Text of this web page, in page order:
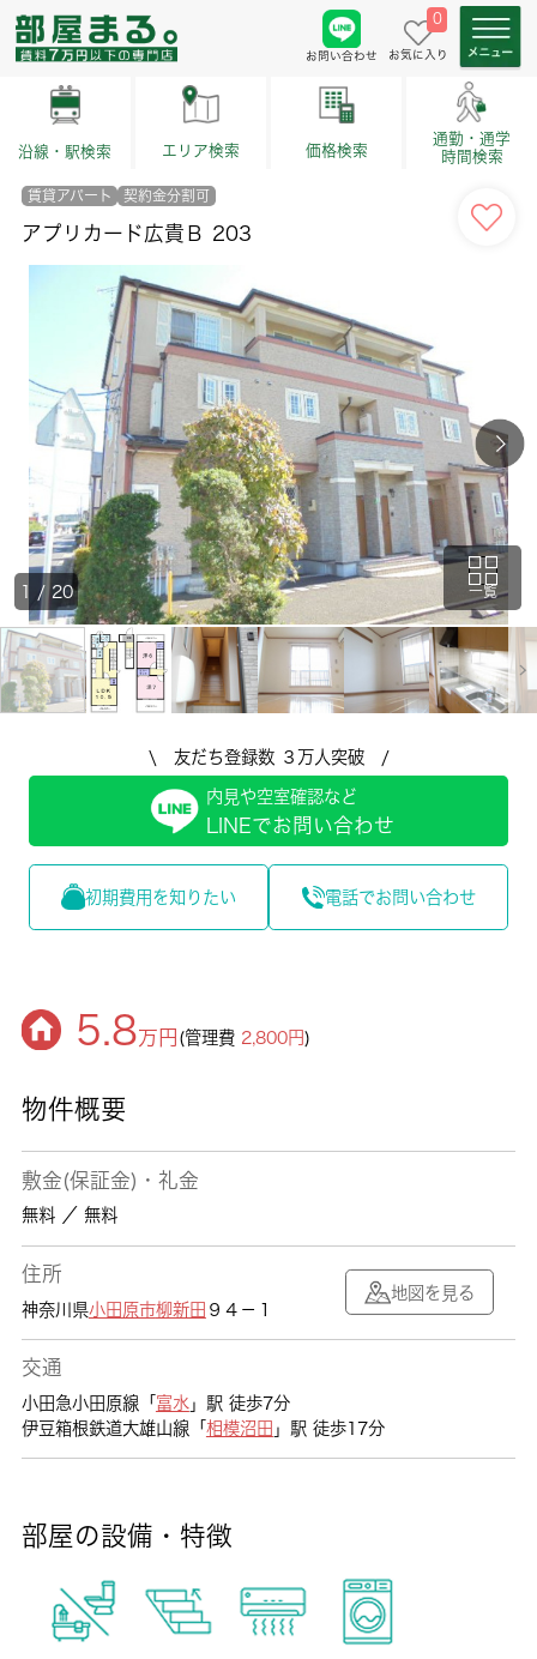
お問い合わせ
0
お気に入り
沿線・駅検索 エリア検索 価格検索
通勤・通学
時間検索
賃貸アパート 契約金分割可
アプリカード広貴Ｂ 203
一覧
1 /20
\ 友だち登録数 ３万人突破 /
内見や空室確認など
LINEでお問い合わせ
初期費用を知りたい 電話でお問い合わせ
5.8万円 (管理費 2,800円)
物件概要
敷金(保証金)・礼金
無料 ／ 無料
住所
神奈川県小田原市柳新田 ９４－１
地図を見る
交通
小田急小田原線「 富水 」駅 徒歩7分
伊豆箱根鉄道大雄山線「 相模沼田 」駅 徒歩17分
部屋の設備・特徴